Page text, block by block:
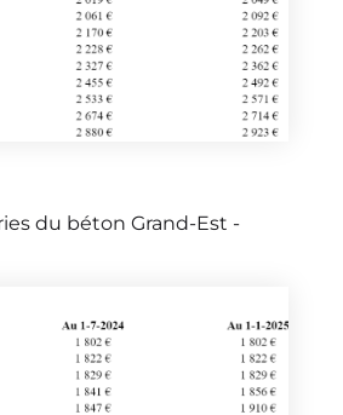
du béton Grand-Est -